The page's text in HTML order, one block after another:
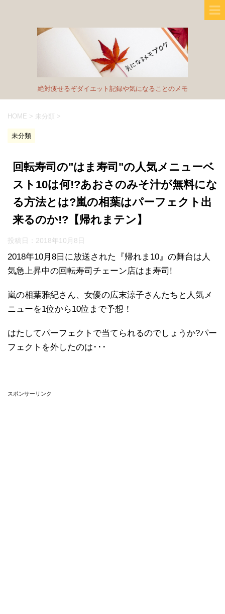
絶対痩せるぞダイエット記録や気になることのメモ
HOME > 未分類 >
未分類
回転寿司の"はま寿司"の人気メニューベ
スト10は何!?あおさのみそ汁が無料にな
る方法とは?嵐の相葉はパーフェクト出
来るのか!?【帰れまテン】
投稿日： 2018年10月8日
2018年10月8日に放送された『帰れま10』の舞台は人
気急上昇中の回転寿司チェーン店はま寿司!
嵐の相葉雅紀さん、女優の広末涼子さんたちと人気メ
ニューを1位から10位まで予想！
はたしてパーフェクトで当てられるのでしょうか?パー
フェクトを外したのは･･･
スポンサーリンク